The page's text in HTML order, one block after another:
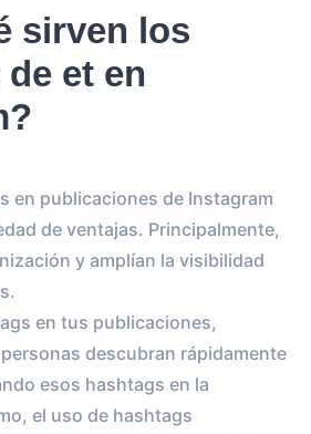
sirven los
et en
en publicaciones de Instagram
de ventajas. Principalmente,
y amplían la visibilidad
en tus publicaciones,
descubran rápidamente
esos hashtags en la
el uso de hashtags